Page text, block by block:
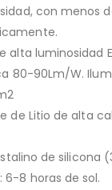
con menos
luminosidad
80-90Lm/W.
de Litio de alta
de silicona
6-8 horas de sol.